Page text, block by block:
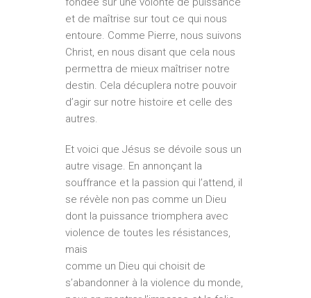
et de maîtrise sur tout ce qui nous
entoure. Comme Pierre, nous suivons
Christ, en nous disant que cela nous
permettra de mieux maîtriser notre
destin. Cela décuplera notre pouvoir
d’agir sur notre histoire et celle des
autres.
Et voici que Jésus se dévoile sous un
autre visage. En annonçant la
souffrance et la passion qui l’attend, il
se révèle non pas comme un Dieu
dont la puissance triomphera avec
violence de toutes les résistances,
mais
comme un Dieu qui choisit de
s’abandonner à la violence du monde,